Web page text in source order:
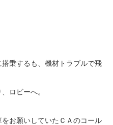
乗するも、機材トラブルで飛
ロビーへ。
お願いしていたＣＡのコール